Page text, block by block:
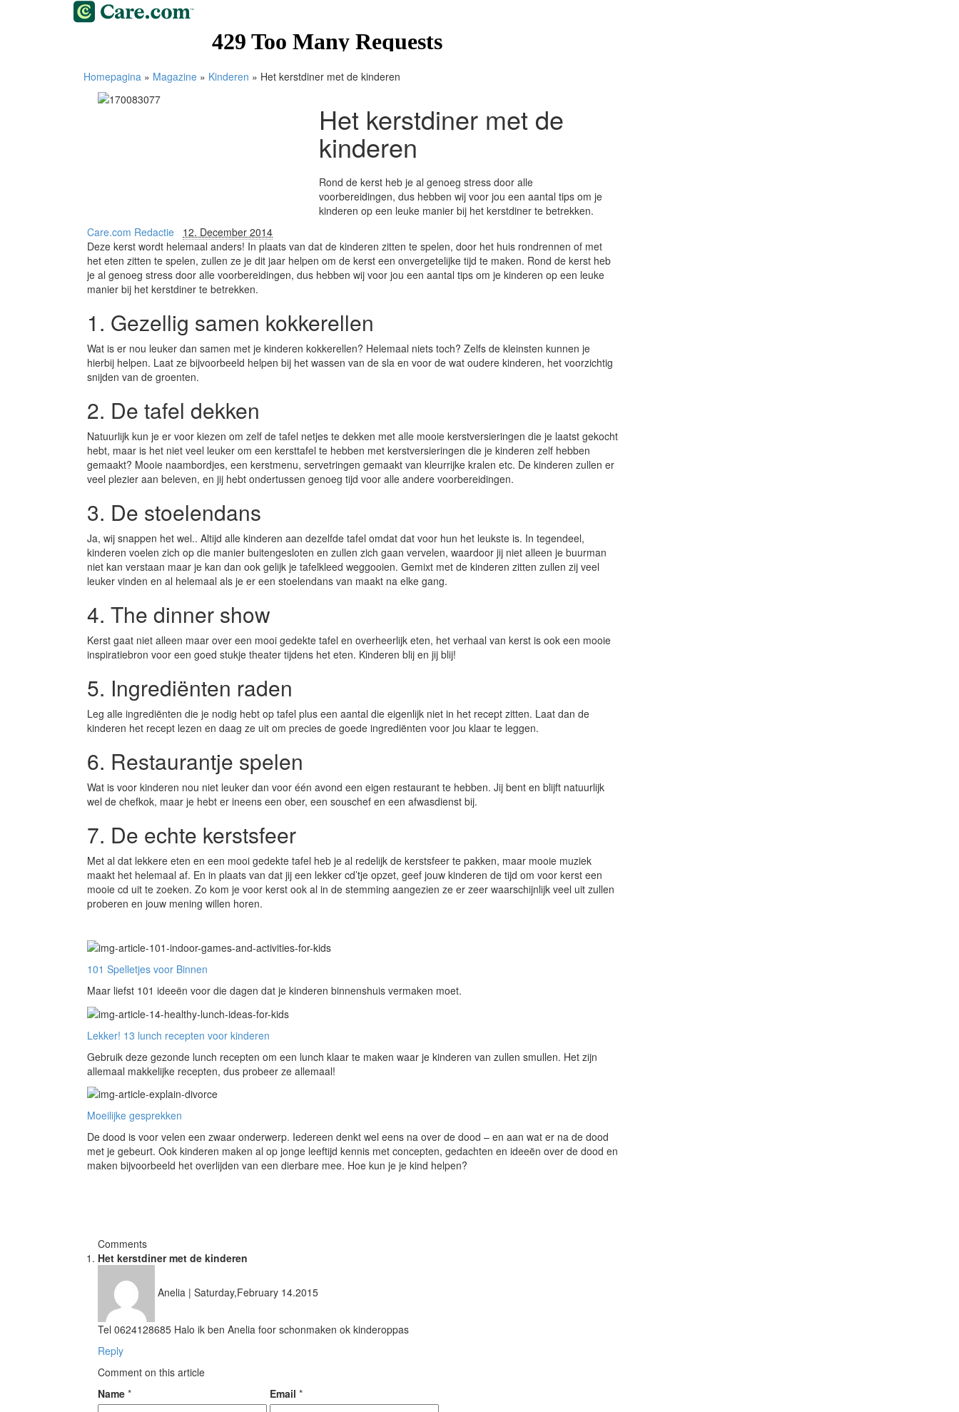
Homepagina » Magazine » Kinderen » Het kerstdiner met de kinderen
Het kerstdiner met de
kinderen
Rond de kerst heb je al genoeg stress door alle
voorbereidingen, dus hebben wij voor jou een aantal tips om je
kinderen op een leuke manier bij het kerstdiner te betrekken.
Care.com Redactie
12. December 2014
Deze kerst wordt helemaal anders! In plaats van dat de kinderen zitten te spelen, door het huis rondrennen of met
het eten zitten te spelen, zullen ze je dit jaar helpen om de kerst een onvergetelijke tijd te maken. Rond de kerst heb
je al genoeg stress door alle voorbereidingen, dus hebben wij voor jou een aantal tips om je kinderen op een leuke
manier bij het kerstdiner te betrekken.
1. Gezellig samen kokkerellen
Wat is er nou leuker dan samen met je kinderen kokkerellen? Helemaal niets toch? Zelfs de kleinsten kunnen je
hierbij helpen. Laat ze bijvoorbeeld helpen bij het wassen van de sla en voor de wat oudere kinderen, het voorzichtig
snijden van de groenten.
2. De tafel dekken
Natuurlijk kun je er voor kiezen om zelf de tafel netjes te dekken met alle mooie kerstversieringen die je laatst gekocht
hebt, maar is het niet veel leuker om een kersttafel te hebben met kerstversieringen die je kinderen zelf hebben
gemaakt? Mooie naambordjes, een kerstmenu, servetringen gemaakt van kleurrijke kralen etc. De kinderen zullen er
veel plezier aan beleven, en jij hebt ondertussen genoeg tijd voor alle andere voorbereidingen.
3. De stoelendans
Ja, wij snappen het wel.. Altijd alle kinderen aan dezelfde tafel omdat dat voor hun het leukste is. In tegendeel,
kinderen voelen zich op die manier buitengesloten en zullen zich gaan vervelen, waardoor jij niet alleen je buurman
niet kan verstaan maar je kan dan ook gelijk je tafelkleed weggooien. Gemixt met de kinderen zitten zullen zij veel
leuker vinden en al helemaal als je er een stoelendans van maakt na elke gang.
4. The dinner show
Kerst gaat niet alleen maar over een mooi gedekte tafel en overheerlijk eten, het verhaal van kerst is ook een mooie
inspiratiebron voor een goed stukje theater tijdens het eten. Kinderen blij en jij blij!
5. Ingrediënten raden
Leg alle ingrediënten die je nodig hebt op tafel plus een aantal die eigenlijk niet in het recept zitten. Laat dan de
kinderen het recept lezen en daag ze uit om precies de goede ingrediënten voor jou klaar te leggen.
6. Restaurantje spelen
Wat is voor kinderen nou niet leuker dan voor één avond een eigen restaurant te hebben. Jij bent en blijft natuurlijk
wel de chefkok, maar je hebt er ineens een ober, een souschef en een afwasdienst bij.
7. De echte kerstsfeer
Met al dat lekkere eten en een mooi gedekte tafel heb je al redelijk de kerstsfeer te pakken, maar mooie muziek
maakt het helemaal af. En in plaats van dat jij een lekker cd’tje opzet, geef jouw kinderen de tijd om voor kerst een
mooie cd uit te zoeken. Zo kom je voor kerst ook al in de stemming aangezien ze er zeer waarschijnlijk veel uit zullen
proberen en jouw mening willen horen.
101 Spelletjes voor Binnen
Maar liefst 101 ideeën voor die dagen dat je kinderen binnenshuis vermaken moet.
Lekker! 13 lunch recepten voor kinderen
Gebruik deze gezonde lunch recepten om een lunch klaar te maken waar je kinderen van zullen smullen. Het zijn
allemaal makkelijke recepten, dus probeer ze allemaal!
Moeilijke gesprekken
De dood is voor velen een zwaar onderwerp. Iedereen denkt wel eens na over de dood – en aan wat er na de dood
met je gebeurt. Ook kinderen maken al op jonge leeftijd kennis met concepten, gedachten en ideeën over de dood en
maken bijvoorbeeld het overlijden van een dierbare mee. Hoe kun je je kind helpen?
Comments
Het kerstdiner met de kinderen
Anelia | Saturday,February 14.2015
Tel 0624128685 Halo ik ben Anelia foor schonmaken ok kinderoppas
Reply
Comment on this article
Name * Email *